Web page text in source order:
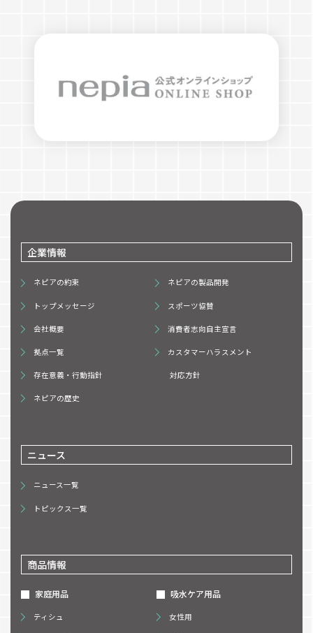
企業情報
ネピアの約束
トップメッセージ
会社概要
拠点一覧
存在意義・行動指針
ネピアの歴史
ネピアの製品開発
スポーツ協賛
消費者志向自主宣言
カスタマーハラスメント
対応方針
ニュース
ニュース一覧
トピックス一覧
商品情報
家庭用品
ティシュ
吸水ケア用品
女性用